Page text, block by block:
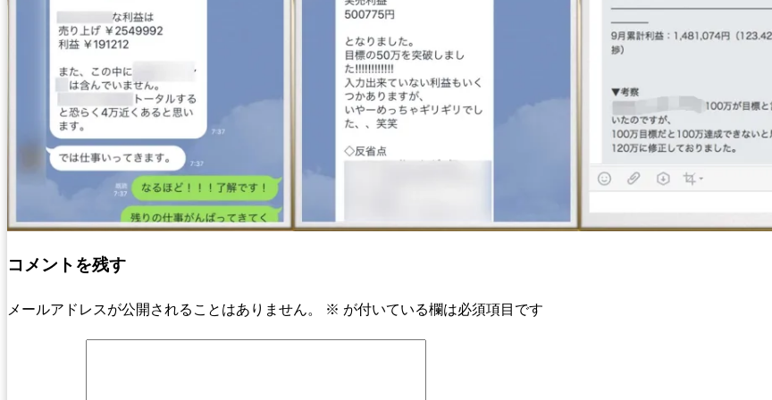
コメントを残す
メールアドレスが公開されることはありません。 ※ が付いている欄は必須項目です